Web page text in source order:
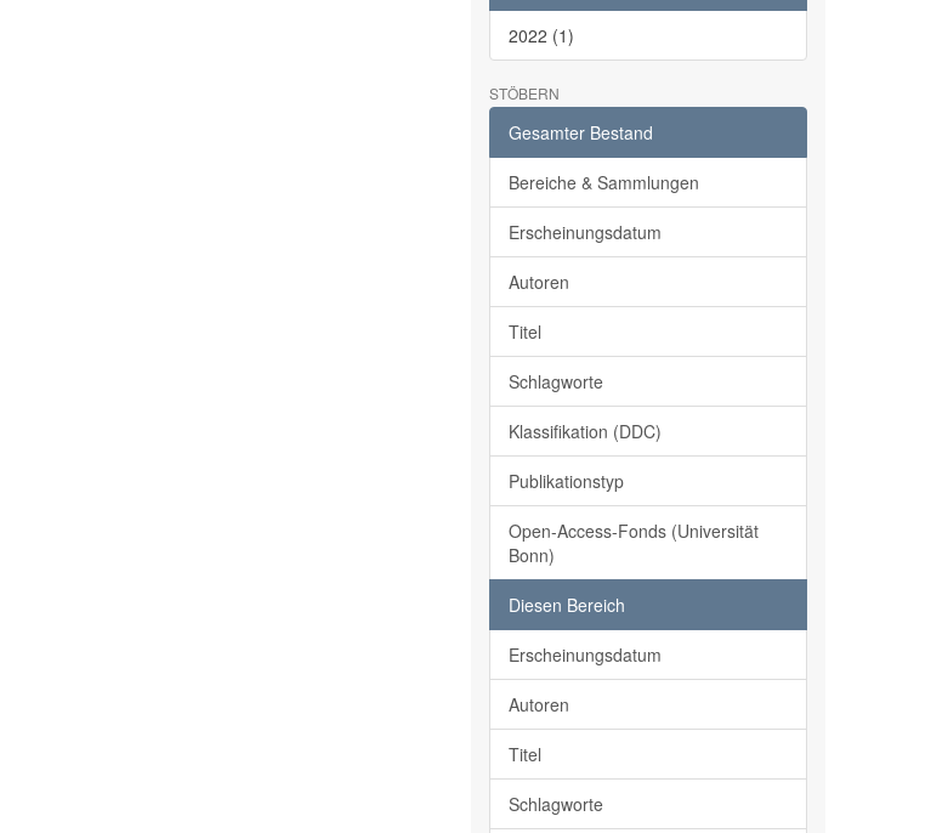
2022 (1)
STÖBERN
Gesamter Bestand
Bereiche & Sammlungen
Erscheinungsdatum
Autoren
Titel
Schlagworte
Klassifikation (DDC)
Publikationstyp
Open-Access-Fonds (Universität
Bonn)
Diesen Bereich
Erscheinungsdatum
Autoren
Titel
Schlagworte